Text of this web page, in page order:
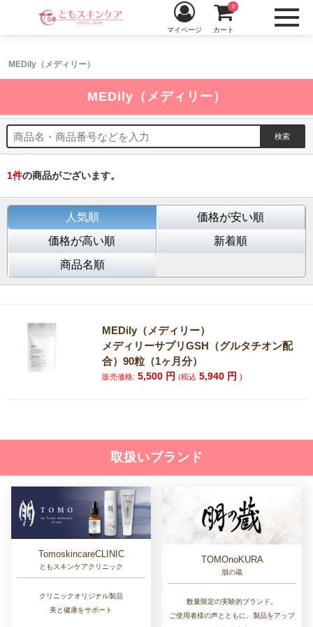
MEDily（メディリー）
マイページ カート
0
MEDily（メディリー）
1件の商品がございます。
人気順
価格が安い順
価格が高い順
新着順
商品名順
MEDily（メディリー）
メディリーサプリGSH（グルタチオン配
合）90粒（1ヶ月分）
販売価格: 5,500 円(税込 5,940 円)
取扱いブランド
TomoskincareCLINIC
ともスキンケアクリニック
クリニックオリジナル製品
美と健康をサポート
TOMOnoKURA
朋の蔵
数量限定の実験的ブランド。
ご使用者様の声とともに、製品をアップ